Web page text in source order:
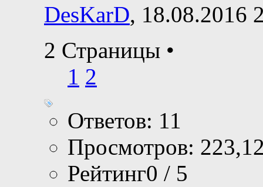
DesKarD, 18.08.2016
2 Страницы •
1 2
Ответов: 11
Просмотров:
Рейтинг0 / 5